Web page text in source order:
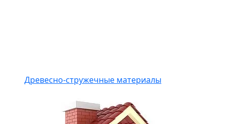
Древесно-стружечные материалы